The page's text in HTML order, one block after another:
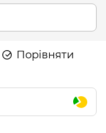
Порівняти